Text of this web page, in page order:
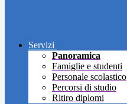
Servizi
Panoramica
Famiglie e studenti
Personale scolastico
Percorsi di studio
Ritiro diplomi